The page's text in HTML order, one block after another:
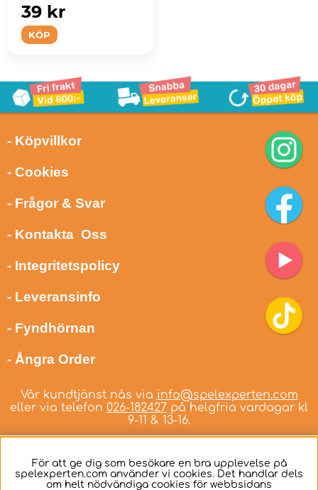
KÖP
39 kr
- Köpvillkor
- Cookies
- Frågor & Svar
- Kontakta Oss
- Integritetspolicy
- Leveransinfo
- Fyndhörnan
- Ångra Order
Vår kundtjänst nås via info@spelexperten.com
eller via telefon 026-182427 på helgfria vardagar kl
9-11 & 13-16.
För att ge dig som besökare en bra upplevelse på
spelexperten.com använder vi cookies. Det handlar dels
om helt nödvändiga cookies för webbsidans